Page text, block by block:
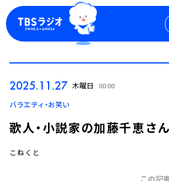
ログイン
2025.11.27 木曜日 00:00
バラエティ・お笑い
歌人・小説家の加藤千恵さん
こねくと